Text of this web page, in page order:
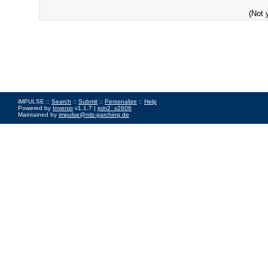
(Not
iMPULSE :: Search :: Submit :: Personalize :: Help
Powered by Invenio v1.1.7 | join2_v2606
Maintained by impulse@mlz-garching.de